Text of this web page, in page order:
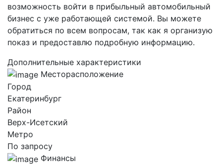
возможность войти в прибыльный автомобильный
бизнес с уже работающей системой. Вы можете
обратиться по всем вопросам, так как я организую
показ и предоставлю подробную информацию.
Дополнительные характеристики
Месторасположение
Город
Екатеринбург
Район
Верх-Исетский
Метро
По запросу
Финансы